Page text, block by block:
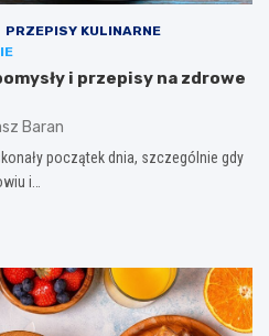
PRZEPISY KULINARNE
i przepisy na zdrowe
Baran
początek dnia, szczególnie gdy
i…